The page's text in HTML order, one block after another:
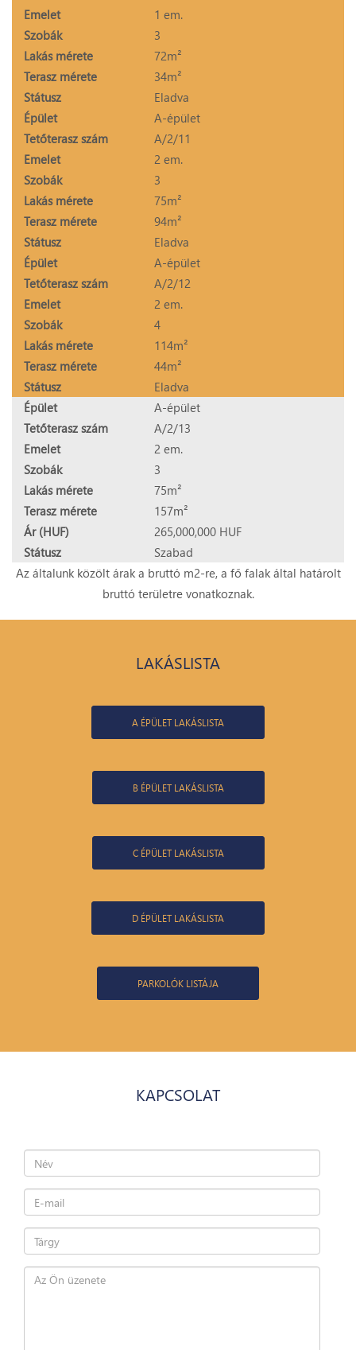
Emelet
1 em.
Szobák
3
Lakás mérete
72m²
Terasz mérete
34m²
Státusz
Eladva
Épület
A-épület
Tetőterasz szám
A/2/11
Emelet
2 em.
Szobák
3
Lakás mérete
75m²
Terasz mérete
94m²
Státusz
Eladva
Épület
A-épület
Tetőterasz szám
A/2/12
Emelet
2 em.
Szobák
4
Lakás mérete
114m²
Terasz mérete
44m²
Státusz
Eladva
Épület
A-épület
Tetőterasz szám
A/2/13
Emelet
2 em.
Szobák
3
Lakás mérete
75m²
Terasz mérete
157m²
Ár (HUF)
265,000,000 HUF
Státusz
Szabad
Az általunk közölt árak a bruttó m2-re, a fő falak által határolt
bruttó területre vonatkoznak.
LAKÁSLISTA
A ÉPÜLET LAKÁSLISTA
B ÉPÜLET LAKÁSLISTA
C ÉPÜLET LAKÁSLISTA
D ÉPÜLET LAKÁSLISTA
PARKOLÓK LISTÁJA
KAPCSOLAT